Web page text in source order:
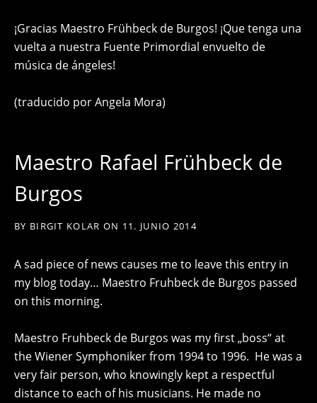
¡Gracias Maestro Frühbeck de Burgos! ¡Que tenga una
vuelta a nuestra Fuente Primordial envuelto de
música de ángeles!
(traducido por Angela Mora)
Maestro Rafael Frühbeck de
Burgos
BY BIRGIT KOLAR ON 11. JUNIO 2014
A sad piece of news causes me to leave this entry in
my blog today… Maestro Fruhbeck de Burgos passed
on this morning.
Maestro Fruhbeck de Burgos was my first „boss“ at
the Wiener Symphoniker from 1994 to 1996. He was a
very fair person, who knowingly kept a respectful
distance to each of his musicians. He made no